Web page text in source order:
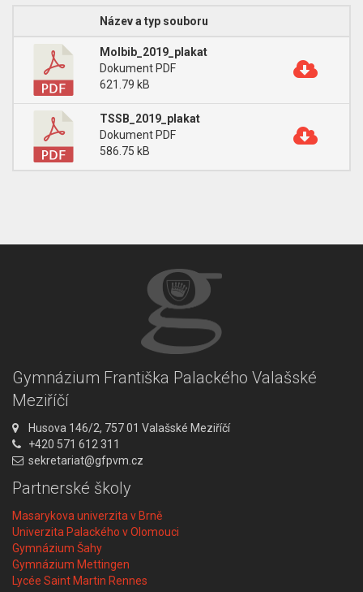
Název a typ souboru
Molbib_2019_plakat
Dokument PDF
621.79 kB
TSSB_2019_plakat
Dokument PDF
586.75 kB
Gymnázium Františka Palackého Valašské
Meziříčí
A
d
r
s
Husova 146/2, 757 01 Valašské Meziříčí
T
e
e
+420 571 612 311
E
a
sekretariat@gfpvm.cz
Partnerské školy
Masarykova univerzita v Brně
Univerzita Palackého v Olomouci
Gymnázium Šahy
Gymnázium Mettingen
Lycée Saint Martin Rennes